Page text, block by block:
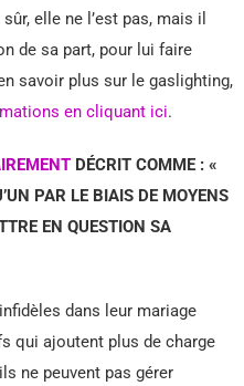
elle ne l’est pas, mais il
de sa part, pour lui faire
savoir plus sur le gaslighting,
en cliquant ici.
DÉCRIT COMME : «
PAR LE BIAIS DE MOYENS
EN QUESTION SA
dans leur mariage
qui ajoutent plus de charge
ne peuvent pas gérer